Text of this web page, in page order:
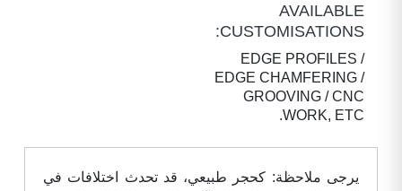
AVAILABLE
CUSTOMISATIONS:
EDGE PROFILES /
EDGE CHAMFERING /
GROOVING / CNC
WORK, ETC.
يرجى ملاحظة: كحجر طبيعي، قد تحدث اختلافات في